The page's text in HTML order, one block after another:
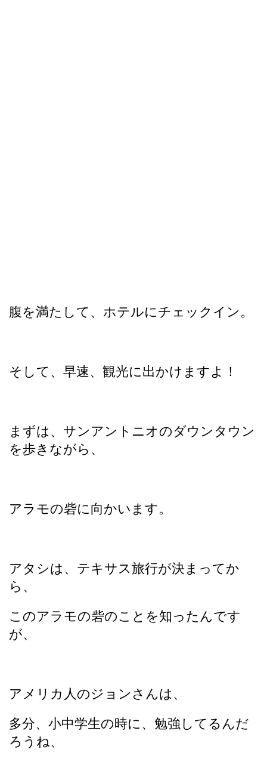
腹を満たして、ホテルにチェックイン。
そして、早速、観光に出かけますよ！
まずは、サンアントニオのダウンタウン
を歩きながら、
アラモの砦に向かいます。
アタシは、テキサス旅行が決まってか
ら、
このアラモの砦のことを知ったんです
が、
アメリカ人のジョンさんは、
多分、小中学生の時に、勉強してるんだ
ろうね、